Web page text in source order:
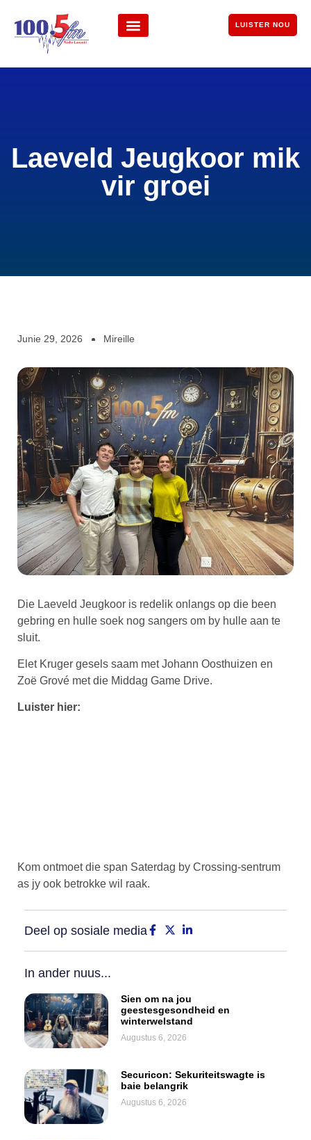
LUISTER NOU
Laeveld Jeugkoor mik
vir groei
Junie 29, 2026 Mireille
Die Laeveld Jeugkoor is redelik onlangs op die been
gebring en hulle soek nog sangers om by hulle aan te
sluit.
Elet Kruger gesels saam met Johann Oosthuizen en
Zoë Grové met die Middag Game Drive.
Luister hier:
Kom ontmoet die span Saterdag by Crossing-sentrum
as jy ook betrokke wil raak.
Deel op sosiale media
In ander nuus...
Sien om na jou
geestesgesondheid en
winterwelstand
Augustus 6, 2026
Securicon: Sekuriteitswagte is
baie belangrik
Augustus 6, 2026